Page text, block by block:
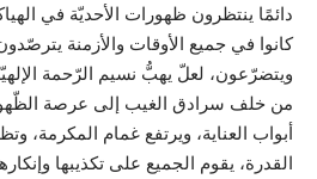
دائمًا ينتظرون ظهورات الأحديّة في
كانوا في جميع الأوقات والأزمنة
ويتضرّعون، لعلّ يهبُّ نسيم الرّحمة
من خلف سرادق الغيب إلى عرصة
أبواب العناية، ويرتفع غمام
القدرة، يقوم الجميع على تكذيبها